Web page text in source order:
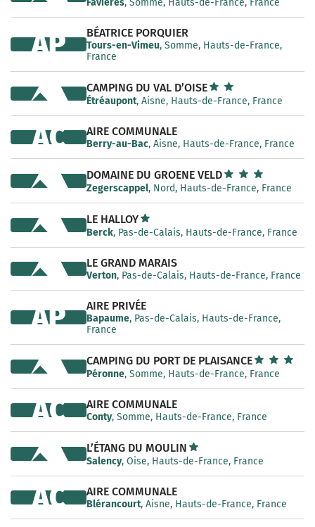
Favières, Somme, Hauts-de-France, France
BÉATRICE PORQUIER
Tours-en-Vimeu, Somme, Hauts-de-France,
France
AP
CAMPING DU VAL D’OISE
Étréaupont, Aisne, Hauts-de-France, France
AIRE COMMUNALE
Berry-au-Bac, Aisne, Hauts-de-France, France
AC
DOMAINE DU GROENE VELD
Zegerscappel, Nord, Hauts-de-France, France
LE HALLOY
Berck, Pas-de-Calais, Hauts-de-France, France
LE GRAND MARAIS
Verton, Pas-de-Calais, Hauts-de-France, France
AIRE PRIVÉE
Bapaume, Pas-de-Calais, Hauts-de-France,
France
AP
CAMPING DU PORT DE PLAISANCE
Péronne, Somme, Hauts-de-France, France
AIRE COMMUNALE
Conty, Somme, Hauts-de-France, France
AC
L’ÉTANG DU MOULIN
Salency, Oise, Hauts-de-France, France
AIRE COMMUNALE
Blérancourt, Aisne, Hauts-de-France, France
AC